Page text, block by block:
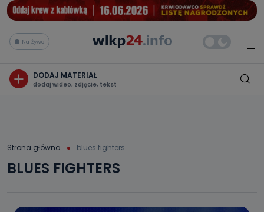
Na żywo
DODAJ MATERIAŁ
dodaj wideo, zdjęcie, tekst
Strona główna blues fighters
BLUES FIGHTERS